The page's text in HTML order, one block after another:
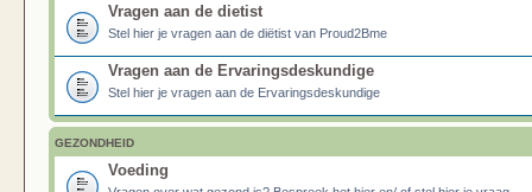
Vragen aan de dietist
Stel hier je vragen aan de diëtist van Proud2Bme
Vragen aan de Ervaringsdeskundige
Stel hier je vragen aan de Ervaringsdeskundige
GEZONDHEID
Voeding